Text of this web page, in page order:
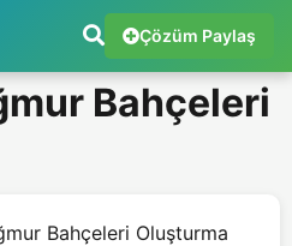
Çözüm Paylaş
Bahçeleri
Bahçeleri Oluşturma